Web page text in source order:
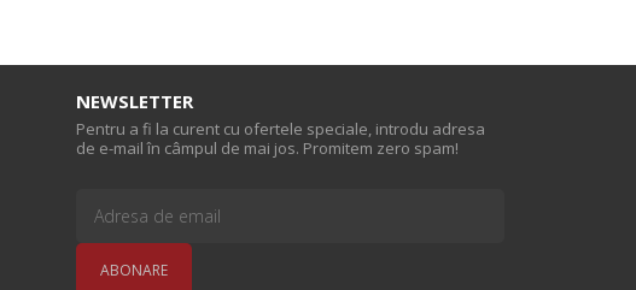
NEWSLETTER
Pentru a fi la curent cu ofertele speciale, introdu adresa
de e-mail în câmpul de mai jos. Promitem zero spam!